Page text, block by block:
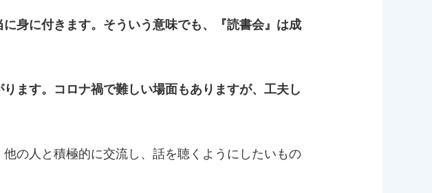
身に付きます。そういう意味でも、『読書会』は成
ます。コロナ禍で難しい場面もありますが、工夫し
の人と積極的に交流し、話を聴くようにしたいもの